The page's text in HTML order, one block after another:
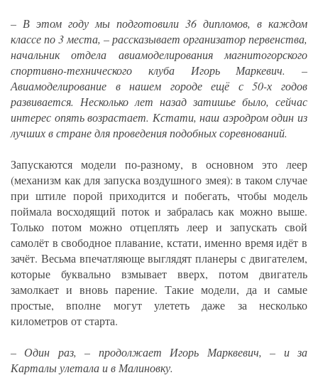
– В этом году мы подготовили 36 дипломов, в каждом
классе по 3 места, – рассказывает организатор первенства,
начальник отдела авиамоделирования магнитогорского
спортивно-технического клуба Игорь Маркевич. –
Авиамоделирование в нашем городе ещё с 50-х годов
развивается. Несколько лет назад затишье было, сейчас
интерес опять возрастает. Кстати, наш аэродром один из
лучших в стране для проведения подобных соревнований.
Запускаются модели по-разному, в основном это леер
(механизм как для запуска воздушного змея): в таком случае
при штиле порой приходится и побегать, чтобы модель
поймала восходящий поток и забралась как можно выше.
Только потом можно отцеплять леер и запускать свой
самолёт в свободное плавание, кстати, именно время идёт в
зачёт. Весьма впечатляюще выглядят планеры с двигателем,
которые буквально взмывает вверх, потом двигатель
замолкает и вновь парение. Такие модели, да и самые
простые, вполне могут улететь даже за несколько
километров от старта.
– Один раз, – продолжает Игорь Марквевич, – и за
Карталы улетала и в Малиновку.